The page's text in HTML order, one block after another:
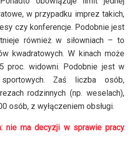
w przypadku imprez takich,
czy konferencje. Podobnie jest
również w siłowniach – to
kwadratowych. W kinach może
proc. widowni. Podobnie jest w
Zaś liczba osób,
rodzinnych (np. weselach),
osób, z wyłączeniem obsługi.
nie ma decyzji w sprawie pracy